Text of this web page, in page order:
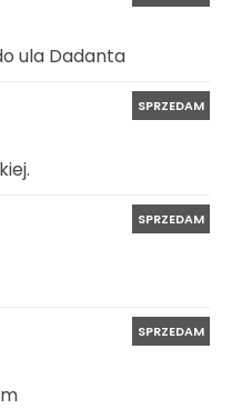
ula Dadanta
SPRZEDAM
SPRZEDAM
SPRZEDAM